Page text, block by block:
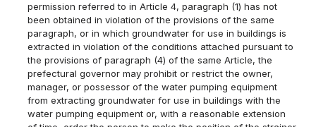
permission referred to in Article 4, paragraph (1) has not
been obtained in violation of the provisions of the same
paragraph, or in which groundwater for use in buildings is
extracted in violation of the conditions attached pursuant to
the provisions of paragraph (4) of the same Article, the
prefectural governor may prohibit or restrict the owner,
manager, or possessor of the water pumping equipment
from extracting groundwater for use in buildings with the
water pumping equipment or, with a reasonable extension